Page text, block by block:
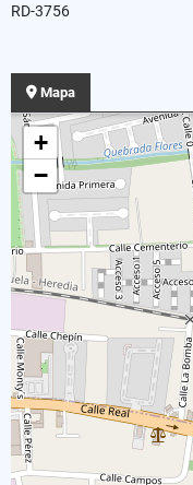
RD-3756
Mapa
+
−